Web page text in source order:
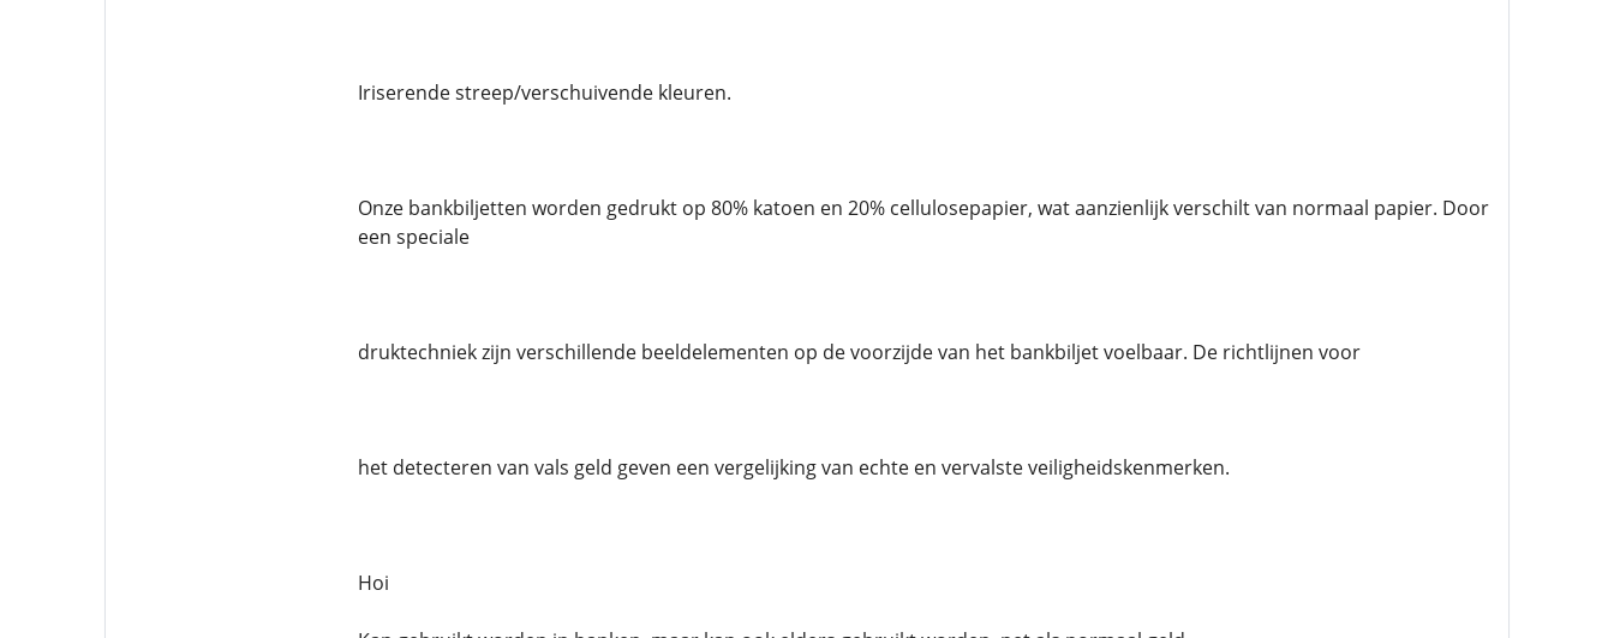
Iriserende streep/verschuivende kleuren.
Onze bankbiljetten worden gedrukt op 80% katoen en 20% cellulosepapier, wat aanzienlijk verschilt van normaal papier. Door
een speciale
druktechniek zijn verschillende beeldelementen op de voorzijde van het bankbiljet voelbaar. De richtlijnen voor
het detecteren van vals geld geven een vergelijking van echte en vervalste veiligheidskenmerken.
Hoi